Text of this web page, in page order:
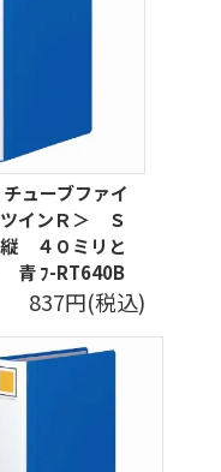
ューブファイ
インＲ＞ Ｓ
４０ミリと
ﾌ-RT640B
837円(税込)